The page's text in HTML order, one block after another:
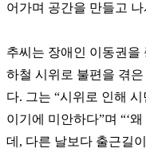
어가며 공간을 만들고
추씨는 장애인 이동권을
하철 시위로 불편을 겪
다. 그는 “시위로 인해
이기에 미안하다”며 “‘왜
데 , 다른 날보다 출근길이